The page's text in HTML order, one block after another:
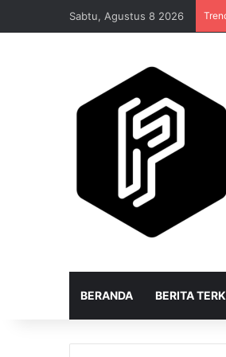
Sabtu, Agustus 8 2026
BERANDA BERITA